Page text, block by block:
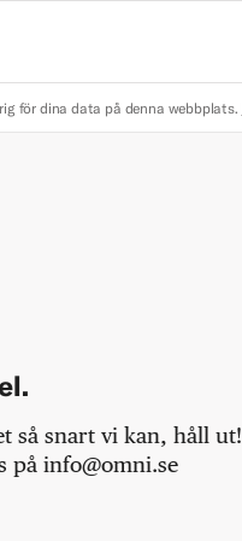
för dina data på denna webbplats.
så snart vi kan, håll ut!
på info@omni.se